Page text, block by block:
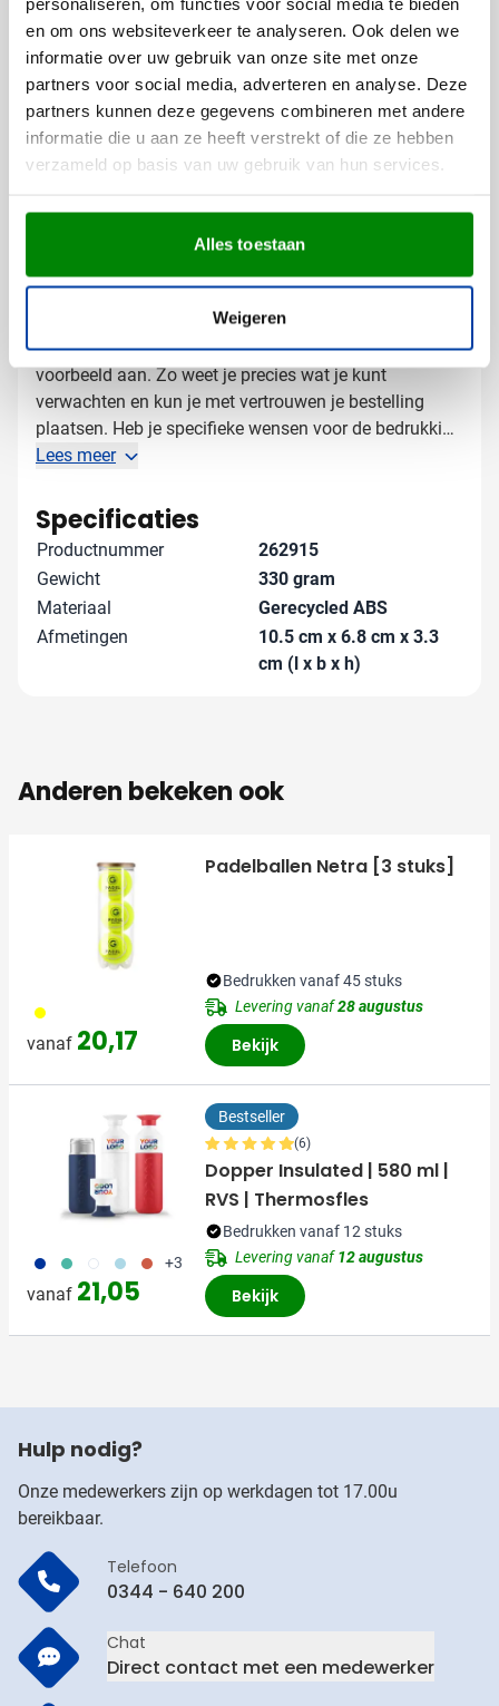
en om ons websiteverkeer te analyseren. Ook delen we
informatie over uw gebruik van onze site met onze
partners voor social media, adverteren en analyse. Deze
partners kunnen deze gegevens combineren met andere
informatie die u aan ze heeft verstrekt of die ze hebben
verzameld op basis van uw gebruik van hun services.
Alles toestaan
Weigeren
verschillende mogelijkheden om je merk zichtbaar te
Met je bedrijfslogo in één of meer kleuren
Met een tekst of slogan voor extra herkenbaarheid
te laten stralen en je relaties een nuttig cadeau te
bedrukte powerbank
Wil je vooraf zien hoe je logo op deze powerbank
wordt weergegeven? Vraag dan een gratis digitaal
voorbeeld aan. Zo weet je precies wat je kunt
verwachten en kun je met vertrouwen je bestelling
plaatsen. Heb je specifieke wensen voor de bedrukking
of wil je advies over de beste optie voor jouw merk?
verder en zorgen samen voor het mooiste resultaat.
Lees meer
Specificaties
Productnummer
262915
Gewicht
330 gram
Materiaal
Gerecycled ABS
Afmetingen
10.5 cm x 6.8 cm x 3.3
cm (l x b x h)
Anderen bekeken ook
006
vanaf 20,17
Padelballen Netra [3 stuks]
Bedrukken vanaf 45 stuks
Levering vanaf28 augustus
Bekijk
773 886 721 887 888 +3
vanaf 21,05
Bestseller
(6)
Dopper Insulated | 580 ml |
RVS | Thermosfles
Bedrukken vanaf 12 stuks
Levering vanaf12 augustus
Bekijk
Hulp nodig?
Onze medewerkers zijn op werkdagen tot 17.00u
bereikbaar.
Telefoon
0344 - 640 200
Chat
Direct contact met een medewerker